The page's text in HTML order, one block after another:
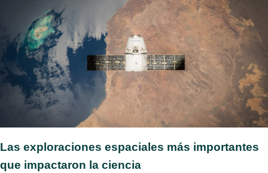
Las exploraciones espaciales más importantes
que impactaron la ciencia